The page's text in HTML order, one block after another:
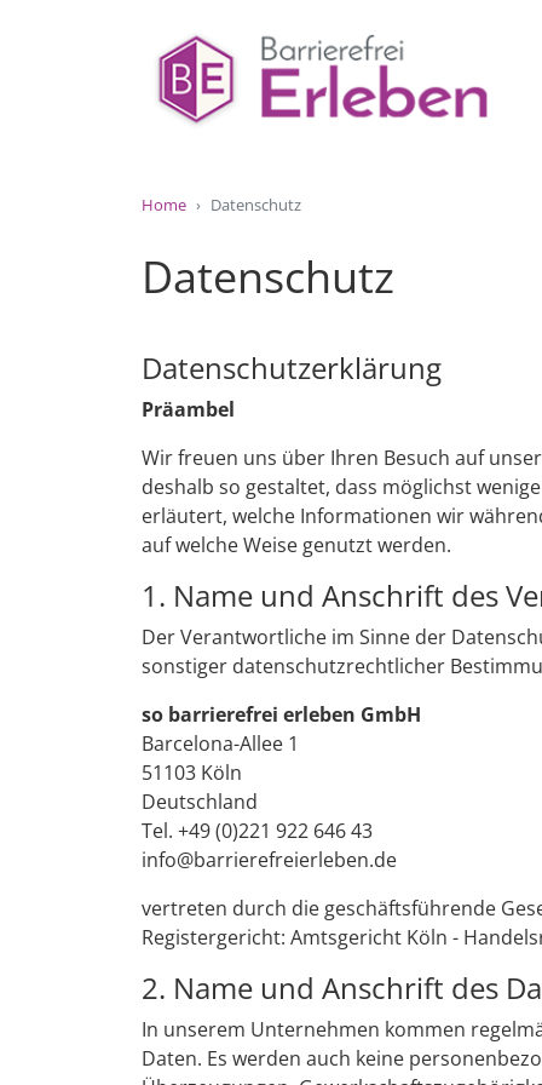
Home Datenschutz
Datenschutz
Datenschutzerklärung
Präambel
Wir freuen uns über Ihren Besuch auf
deshalb so gestaltet, dass möglichst
erläutert, welche Informationen wir
auf welche Weise genutzt werden.
1. Name und Anschrift des
Der Verantwortliche im Sinne der
sonstiger datenschutzrechtlicher
so barrierefrei erleben GmbH
Barcelona-Allee 1
51103 Köln
Deutschland
Tel. +49 (0)221 922 646 43
info@barrierefreierleben.de
vertreten durch die geschäftsführende
Registergericht: Amtsgericht Köln -
2. Name und Anschrift des
In unserem Unternehmen kommen
Daten. Es werden auch keine